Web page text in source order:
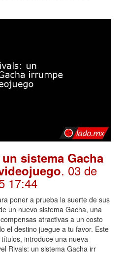
sistema Gacha
. 03 de
17:44
poner a prueba la suerte de sus
un nuevo sistema Gacha, una
atractivas a un costo
el destino juegue a tu favor. Este
introduce una nueva
Rivals: un sistema Gacha irr